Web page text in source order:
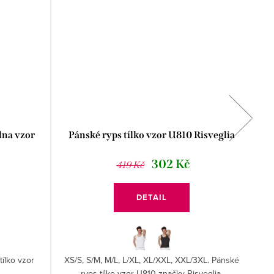
vzor
vzor
Pánské ryps tílko vzor U810 Risveglia
419 Kč 302 Kč
DETAIL
XS/S, S/M, M/L, L/XL, XL/XXL, XXL/3XL. Pánské